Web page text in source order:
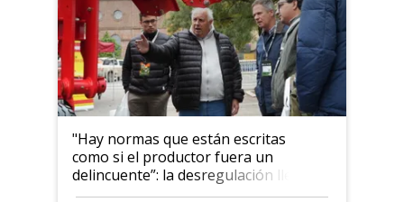
"Hay normas que están escritas
como si el productor fuera un
delincuente”: la desregulación llegó
al Congreso Aapresid y hasta se